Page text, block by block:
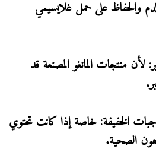
والحفاظ على حمل غلايسيمي
لأن منتجات المانغو المصنعة قد
الخفيفة: خاصة إذا كانت تحتوي
الصحية.